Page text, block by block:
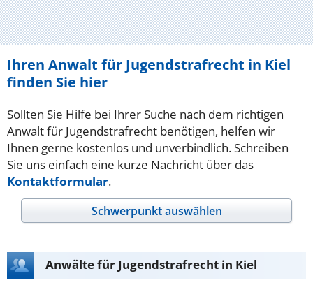
Ihren Anwalt für Jugendstrafrecht in Kiel
finden Sie hier
Sollten Sie Hilfe bei Ihrer Suche nach dem richtigen
Anwalt für Jugendstrafrecht benötigen, helfen wir
Ihnen gerne kostenlos und unverbindlich. Schreiben
Sie uns einfach eine kurze Nachricht über das
Kontaktformular.
Schwerpunkt auswählen
Anwälte für Jugendstrafrecht in Kiel